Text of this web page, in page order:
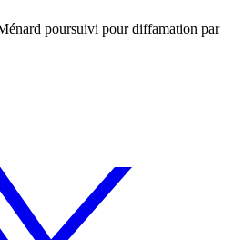
poursuivi pour diffamation par